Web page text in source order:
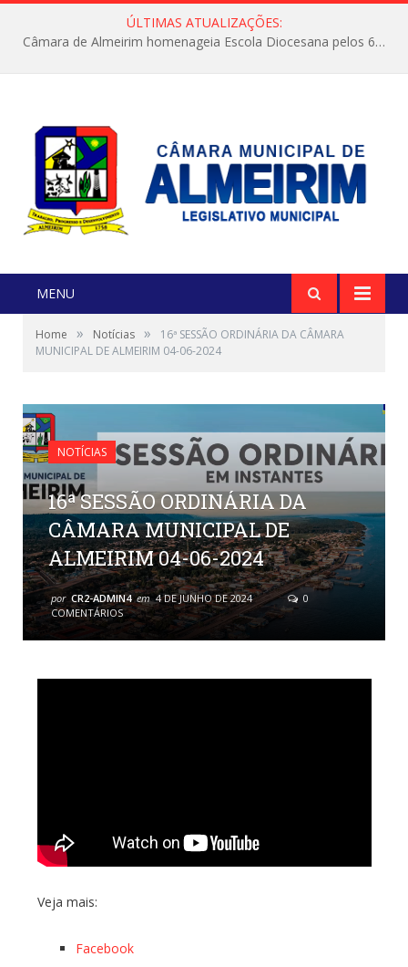
ÚLTIMAS ATUALIZAÇÕES:
Câmara de Almeirim homenageia Escola Diocesana pelos 66 anos de contribuição à educação
MENU
Home » Notícias »
16ª SESSÃO ORDINÁRIA DA CÂMARA
MUNICIPAL DE ALMEIRIM 04-06-2024
NOTÍCIAS
16ª SESSÃO ORDINÁRIA DA
CÂMARA MUNICIPAL DE
ALMEIRIM 04-06-2024
por CR2-ADMIN4 em 4 DE JUNHO DE 2024
0
COMENTÁRIOS
Veja mais:
Facebook